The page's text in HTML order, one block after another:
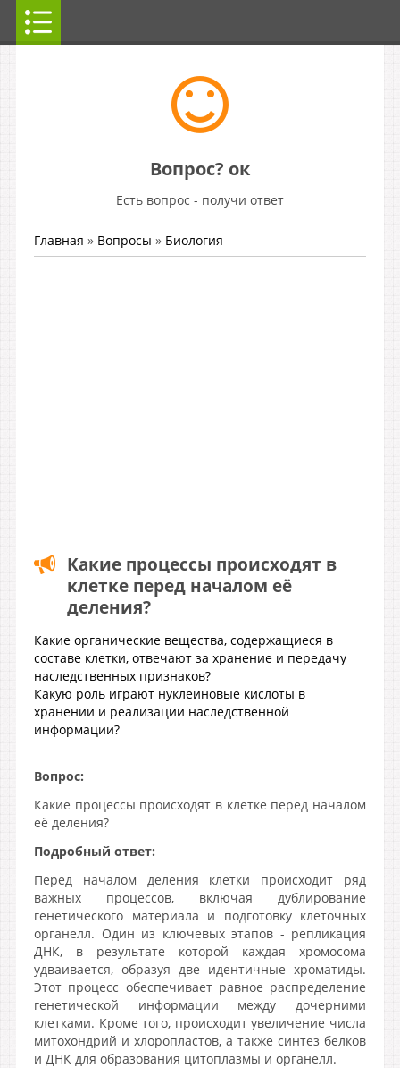
Вопрос? ок
Есть вопрос - получи ответ
Главная » Вопросы » Биология
Какие процессы происходят в
клетке перед началом её
деления?
Какие органические вещества, содержащиеся в
составе клетки, отвечают за хранение и передачу
наследственных признаков?
Какую роль играют нуклеиновые кислоты в
хранении и реализации наследственной
информации?
Вопрос:
Какие процессы происходят в клетке перед началом
её деления?
Подробный ответ:
Перед началом деления клетки происходит ряд
важных процессов, включая дублирование
генетического материала и подготовку клеточных
органелл. Один из ключевых этапов - репликация
ДНК, в результате которой каждая хромосома
удваивается, образуя две идентичные хроматиды.
Этот процесс обеспечивает равное распределение
генетической информации между дочерними
клетками. Кроме того, происходит увеличение числа
митохондрий и хлоропластов, а также синтез белков
и ДНК для образования цитоплазмы и органелл.